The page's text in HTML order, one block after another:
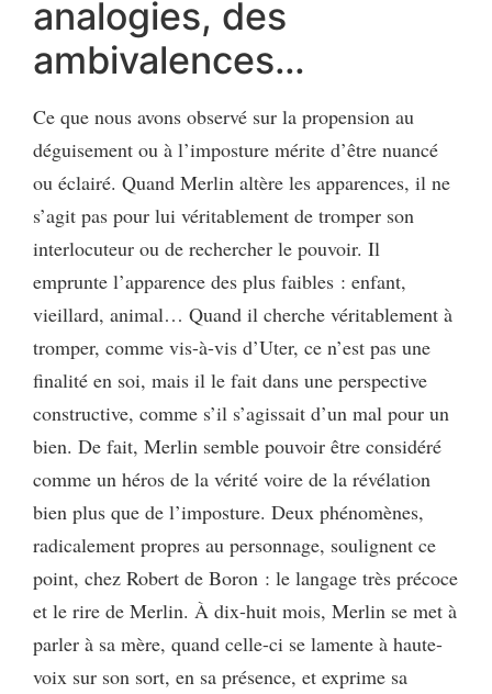
analogies, des
ambivalences…
Ce que nous avons observé sur la propension au
déguisement ou à l’imposture mérite d’être nuancé
ou éclairé. Quand Merlin altère les apparences, il ne
s’agit pas pour lui véritablement de tromper son
interlocuteur ou de rechercher le pouvoir. Il
emprunte l’apparence des plus faibles : enfant,
vieillard, animal… Quand il cherche véritablement à
tromper, comme vis-à-vis d’Uter, ce n’est pas une
finalité en soi, mais il le fait dans une perspective
constructive, comme s’il s’agissait d’un mal pour un
bien. De fait, Merlin semble pouvoir être considéré
comme un héros de la vérité voire de la révélation
bien plus que de l’imposture. Deux phénomènes,
radicalement propres au personnage, soulignent ce
point, chez Robert de Boron : le langage très précoce
et le rire de Merlin. À dix-huit mois, Merlin se met à
parler à sa mère, quand celle-ci se lamente à haute-
voix sur son sort, en sa présence, et exprime sa